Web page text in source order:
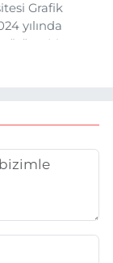
Grafik
yılında
Mayıs
ile adım